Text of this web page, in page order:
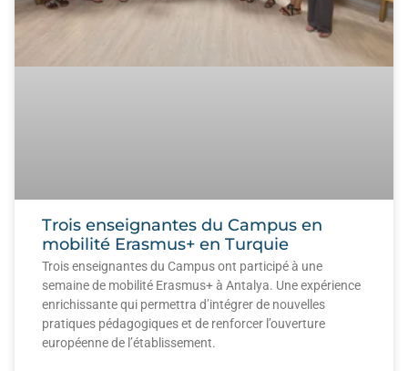
Trois enseignantes du Campus en
mobilité Erasmus+ en Turquie
Trois enseignantes du Campus ont participé à une
semaine de mobilité Erasmus+ à Antalya. Une expérience
enrichissante qui permettra d’intégrer de nouvelles
pratiques pédagogiques et de renforcer l’ouverture
européenne de l’établissement.